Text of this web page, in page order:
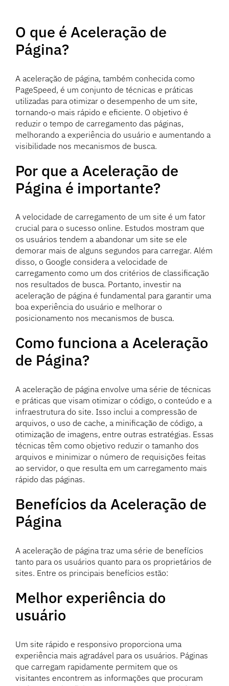
O que é Aceleração de
Página?
A aceleração de página, também conhecida como
PageSpeed, é um conjunto de técnicas e práticas
utilizadas para otimizar o desempenho de um site,
tornando-o mais rápido e eficiente. O objetivo é
reduzir o tempo de carregamento das páginas,
melhorando a experiência do usuário e aumentando a
visibilidade nos mecanismos de busca.
Por que a Aceleração de
Página é importante?
A velocidade de carregamento de um site é um fator
crucial para o sucesso online. Estudos mostram que
os usuários tendem a abandonar um site se ele
demorar mais de alguns segundos para carregar. Além
disso, o Google considera a velocidade de
carregamento como um dos critérios de classificação
nos resultados de busca. Portanto, investir na
aceleração de página é fundamental para garantir uma
boa experiência do usuário e melhorar o
posicionamento nos mecanismos de busca.
Como funciona a Aceleração
de Página?
A aceleração de página envolve uma série de técnicas
e práticas que visam otimizar o código, o conteúdo e a
infraestrutura do site. Isso inclui a compressão de
arquivos, o uso de cache, a minificação de código, a
otimização de imagens, entre outras estratégias. Essas
técnicas têm como objetivo reduzir o tamanho dos
arquivos e minimizar o número de requisições feitas
ao servidor, o que resulta em um carregamento mais
rápido das páginas.
Benefícios da Aceleração de
Página
A aceleração de página traz uma série de benefícios
tanto para os usuários quanto para os proprietários de
sites. Entre os principais benefícios estão:
Melhor experiência do
usuário
Um site rápido e responsivo proporciona uma
experiência mais agradável para os usuários. Páginas
que carregam rapidamente permitem que os
visitantes encontrem as informações que procuram